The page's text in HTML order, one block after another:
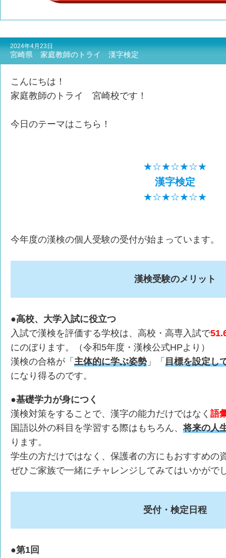
2024年4月23日
宮崎県 家庭教師のトライ 漢字検定
こんにちは！
家庭教師のトライ 宮崎校です！
今日のテーマはこちら！
★☆★☆★☆★
漢字検定
★☆★☆★☆★
今年度の漢検の個人受験の受付が始まっています。
漢検受験のメリット
●高校、大学入試に役立つ
入試で漢検を評価する学校は、高校・高専入試で
にのぼります。（令和5年度・漢検公式HPより）
漢検の合格が「 主体的に学ぶ姿勢 」「 目標を設定し
になり得るのです。
●基礎学力が身につく
漢検対策をすることで、漢字の能力だけではなく 語
国語以外の科目を学習する際はもちろん、 将来の人
ります。
学生の方だけではなく、保護者の方にもおすすめの
ぜひご家族で一緒にチャレンジしてみてはいかがで
受付・検定日程
●第1回